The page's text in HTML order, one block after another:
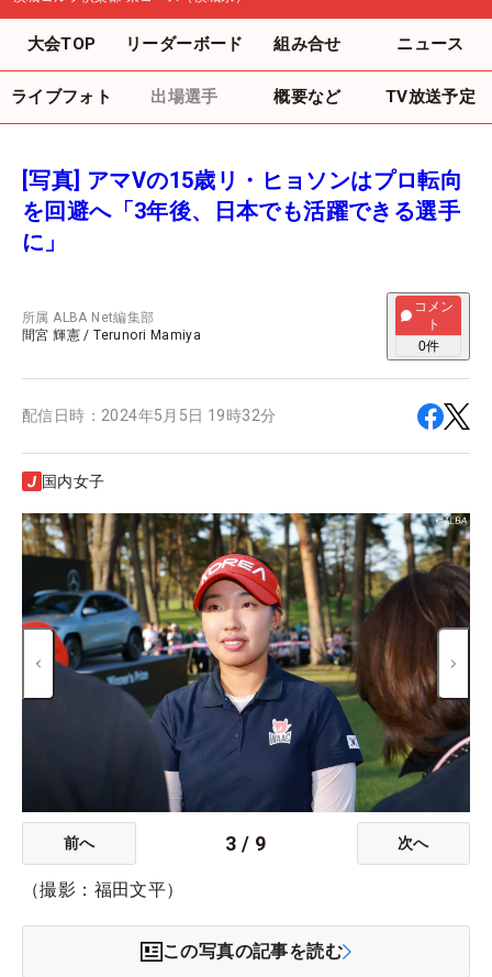
大会TOP リーダーボード 組み合せ ニュース
ライブフォト 出場選手 概要など TV放送予定
[写真] アマVの15歳リ・ヒョソンはプロ転向
を回避へ「3年後、日本でも活躍できる選手
に」
所属ALBA Net編集部
間宮 輝憲 /Terunori Mamiya
コメン
ト
0件
配信日時： 2024年5月5日 19時32分
国内女子
前へ 3 / 9 次へ
（撮影：福田文平）
この写真の記事を読む